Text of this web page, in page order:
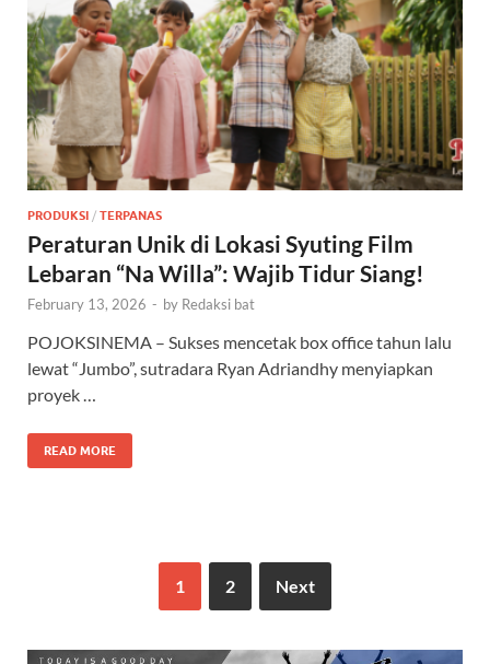
PRODUKSI / TERPANAS
Peraturan Unik di Lokasi Syuting Film
Lebaran “Na Willa”: Wajib Tidur Siang!
February 13, 2026 - by Redaksi bat
POJOKSINEMA – Sukses mencetak box office tahun lalu
lewat “Jumbo”, sutradara Ryan Adriandhy menyiapkan
proyek …
READ MORE
1 2 Next